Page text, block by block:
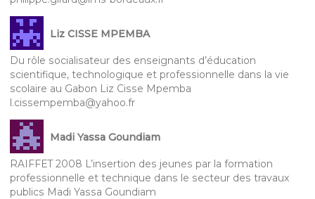
Liz CISSE MPEMBA
Du rôle socialisateur des enseignants d’éducation
scientifique, technologique et professionnelle dans la vie
scolaire au Gabon Liz Cisse Mpemba
l.cissempemba@yahoo.fr
Madi Yassa Goundiam
RAIFFET 2008 L’insertion des jeunes par la formation
professionnelle et technique dans le secteur des travaux
publics Madi Yassa Goundiam